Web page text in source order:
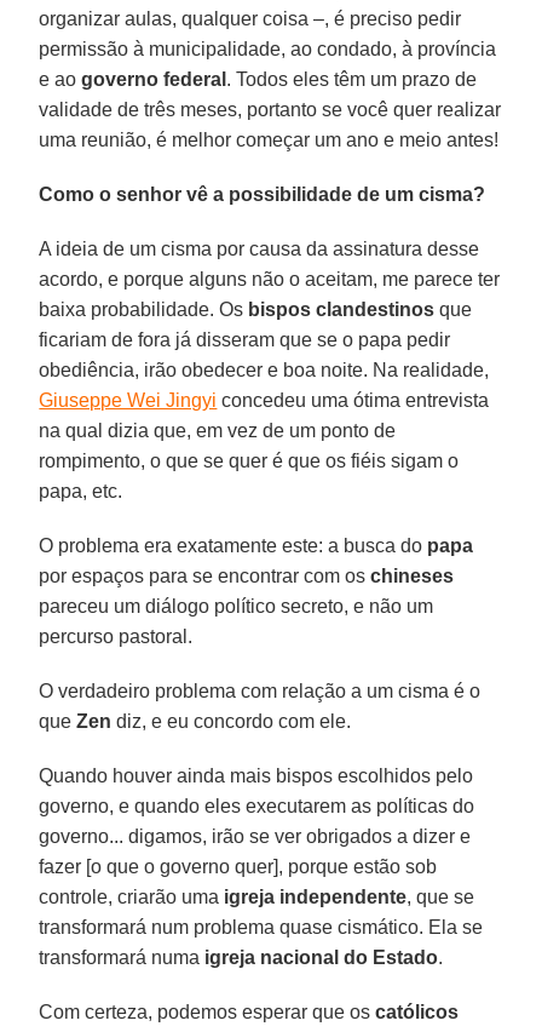
organizar aulas, qualquer coisa –, é preciso pedir
permissão à municipalidade, ao condado, à província
e aogoverno federal . Todos eles têm um prazo de
validade de três meses, portanto se você quer realizar
uma reunião, é melhor começar um ano e meio antes!
Como o senhor vê a possibilidade de um cisma?
A ideia de um cisma por causa da assinatura desse
acordo, e porque alguns não o aceitam, me parece ter
baixa probabilidade. Os bispos clandestinos que
ficariam de fora já disseram que se o papa pedir
obediência, irão obedecer e boa noite. Na realidade,
Giuseppe Wei Jingyi concedeu uma ótima entrevista
na qual dizia que, em vez de um ponto de
rompimento, o que se quer é que os fiéis sigam o
papa, etc.
O problema era exatamente este: a busca do papa
por espaços para se encontrar com oschineses
pareceu um diálogo político secreto, e não um
percurso pastoral.
O verdadeiro problema com relação a um cisma é o
queZen diz, e eu concordo com ele.
Quando houver ainda mais bispos escolhidos pelo
governo, e quando eles executarem as políticas do
governo... digamos, irão se ver obrigados a dizer e
fazer [o que o governo quer], porque estão sob
controle, criarão uma igreja independente, que se
transformará num problema quase cismático. Ela se
transformará numa igreja nacional do Estado.
Com certeza, podemos esperar que os católicos